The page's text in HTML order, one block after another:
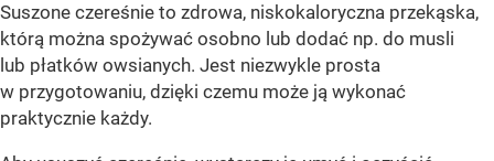
Suszone czereśnie to zdrowa, niskokaloryczna przekąska,
którą można spożywać osobno lub dodać np. do musli
lub płatków owsianych. Jest niezwykle prosta
w przygotowaniu, dzięki czemu może ją wykonać
praktycznie każdy.